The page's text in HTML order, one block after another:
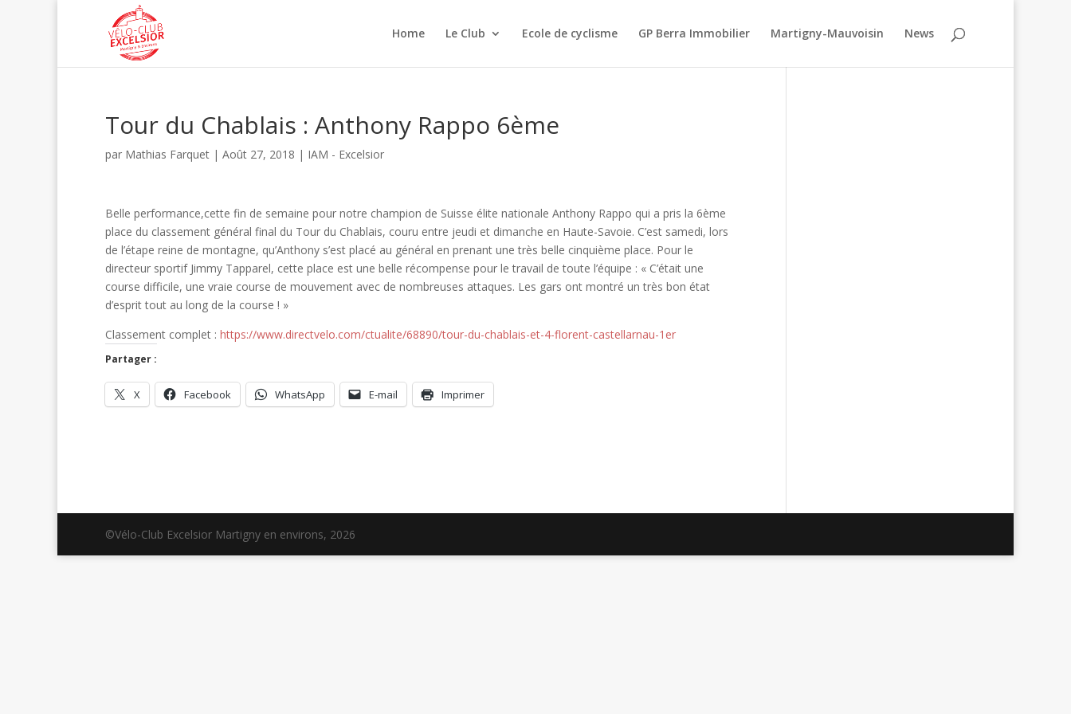
Home Le Club Ecole de cyclisme GP Berra Immobilier Martigny-Mauvoisin News
Tour du Chablais : Anthony Rappo 6ème
par Mathias Farquet | Août 27, 2018 | IAM - Excelsior
Belle performance,cette fin de semaine pour notre champion de Suisse élite nationale Anthony Rappo qui a pris la 6ème
place du classement général final du Tour du Chablais, couru entre jeudi et dimanche en Haute-Savoie. C’est samedi, lors
de l’étape reine de montagne, qu’Anthony s’est placé au général en prenant une très belle cinquième place. Pour le
directeur sportif Jimmy Tapparel, cette place est une belle récompense pour le travail de toute l’équipe : « C’était une
course difficile, une vraie course de mouvement avec de nombreuses attaques. Les gars ont montré un très bon état
d’esprit tout au long de la course ! »
Classement complet : https://www.directvelo.com/ctualite/68890/tour-du-chablais-et-4-florent-castellarnau-1er
Partager :
X Facebook WhatsApp E-mail Imprimer
©Vélo-Club Excelsior Martigny en environs, 2026